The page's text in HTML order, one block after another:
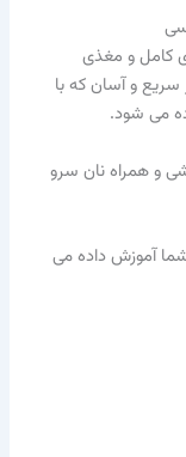
کامل و مغذی
و آسان که با
می شود.
و همراه نان سرو
آموزش داده می